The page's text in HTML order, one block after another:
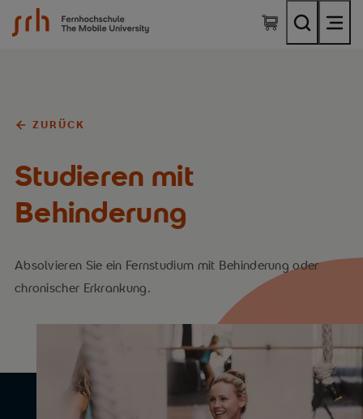
SRH Fernhochschule - The Mobile University
ZURÜCK
Studieren mit
Behinderung
Absolvieren Sie ein Fernstudium mit Behinderung oder
chronischer Erkrankung.